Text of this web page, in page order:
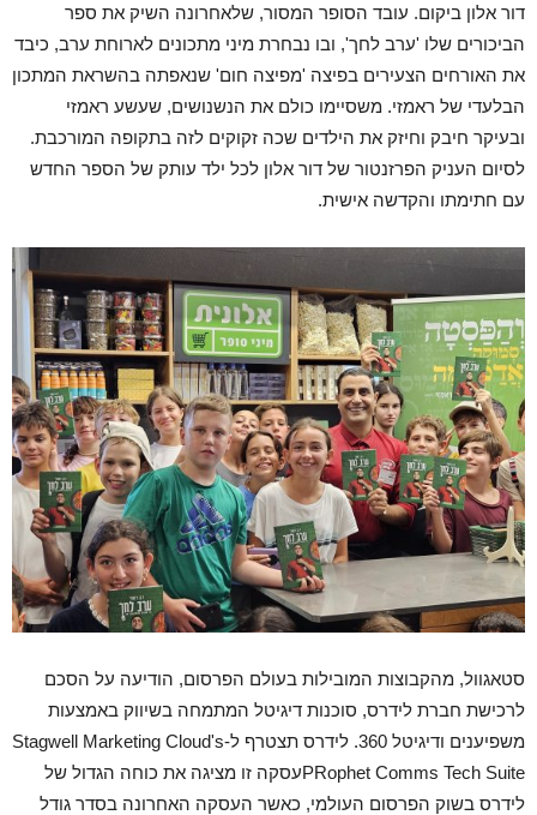
דור אלון ביקום. עובד הסופר המסור, שלאחרונה השיק את ספר
הביכורים שלו 'ערב לחך', ובו נבחרת מיני מתכונים לארוחת ערב, כיבד
את האורחים הצעירים בפיצה 'מפיצה חום' שנאפתה בהשראת המתכון
הבלעדי של ראמזי. משסיימו כולם את הנשנושים, שעשע ראמזי
ובעיקר חיבק וחיזק את הילדים שכה זקוקים לזה בתקופה המורכבת.
לסיום העניק הפרזנטור של דור אלון לכל ילד עותק של הספר החדש
עם חתימתו והקדשה אישית.
סטאגוול, מהקבוצות המובילות בעולם הפרסום, הודיעה על הסכם
לרכישת חברת לידרס, סוכנות דיגיטל המתמחה בשיווק באמצעות
משפיענים ודיגיטל 360. לידרס תצטרף ל-Stagwell Marketing Cloud's
PRophet Comms Tech Suiteעסקה זו מציגה את כוחה הגדול של
לידרס בשוק הפרסום העולמי, כאשר העסקה האחרונה בסדר גודל